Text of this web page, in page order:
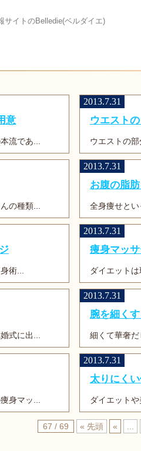
サイトのBelledie(ベルダイエ)
意
流であ...
2013.7.31
ウエスト
ウエストの
の種類...
2013.7.31
お腹の脂
全身痩せとい
術...
2013.7.31
痩身マッ
ダイエット
式に出...
2013.7.31
腕を細く
細くて華奢だ
身マッ...
2013.7.31
太りにく
ダイエット
67 / 69 « 先頭 «